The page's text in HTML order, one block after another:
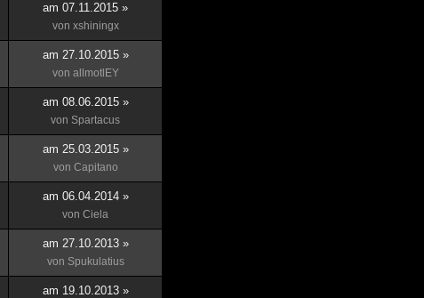
am 07.11.2015 »
von xshiningx
am 27.10.2015 »
von allmotlEY
am 08.06.2015 »
von Spartacus
am 25.03.2015 »
von Capitano
am 06.04.2014 »
von Ciela
am 27.10.2013 »
von Spukulatius
am 19.10.2013 »